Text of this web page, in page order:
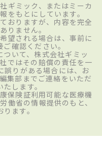
ギミック、またはミーカ
をもとにしています。
おりますが、内容を完全
りません。
望される場合は、事前に
確認ください。
いて、株式会社ギミッ
ではその賠償の責任を一
誤りがある場合には、お
集部までご連絡をいただ
します。
保険証利用可能な医療機
働省の情報提供のもと、
ます。